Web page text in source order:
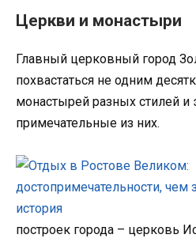
Церкви и монастыри
Главный церковный город
похвастаться не одним
монастырей разных стилей и
примечательные из них.
построек города – церковь